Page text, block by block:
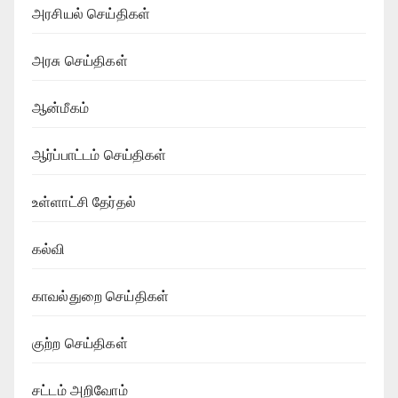
அரசியல் செய்திகள்
அரசு செய்திகள்
ஆன்மீகம்
ஆர்ப்பாட்டம் செய்திகள்
உள்ளாட்சி தேர்தல்
கல்வி
காவல்துறை செய்திகள்
குற்ற செய்திகள்
சட்டம் அறிவோம்